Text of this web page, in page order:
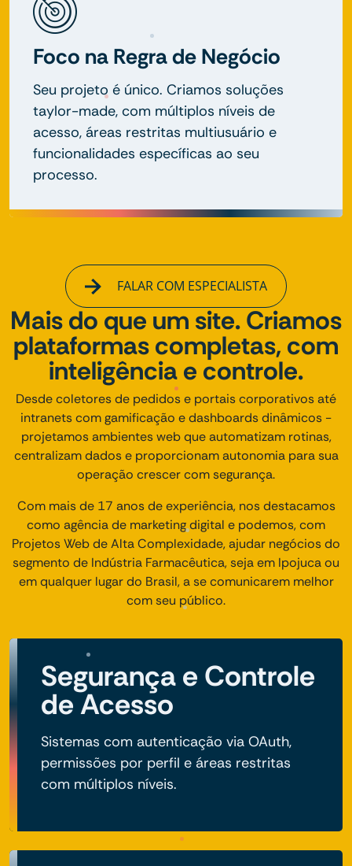
Foco na Regra de Negócio
Seu projeto é único. Criamos soluções
taylor-made, com múltiplos níveis de
acesso, áreas restritas multiusuário e
funcionalidades específicas ao seu
processo.
FALAR COM ESPECIALISTA
Mais do que um site. Criamos
plataformas completas, com
inteligência e controle.
Desde coletores de pedidos e portais corporativos até
intranets com gamificação e dashboards dinâmicos -
projetamos ambientes web que automatizam rotinas,
centralizam dados e proporcionam autonomia para sua
operação crescer com segurança.
Com mais de 17 anos de experiência, nos destacamos
como agência de marketing digital e podemos, com
Projetos Web de Alta Complexidade, ajudar negócios do
segmento de Indústria Farmacêutica, seja em Ipojuca ou
em qualquer lugar do Brasil, a se comunicarem melhor
com seu público.
Segurança e Controle
de Acesso
Sistemas com autenticação via OAuth,
permissões por perfil e áreas restritas
com múltiplos níveis.